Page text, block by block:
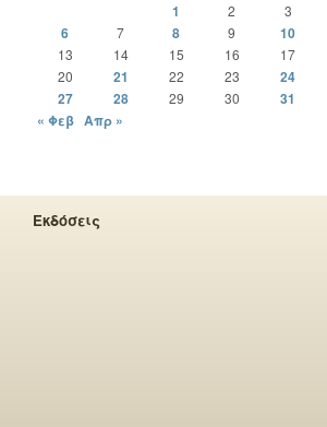
1
2 3
6
7 8 9 10
13 14 15 16 17
20 21 22 23 24
27
28 29 30
31
« Φεβ Απρ »
Εκδόσεις